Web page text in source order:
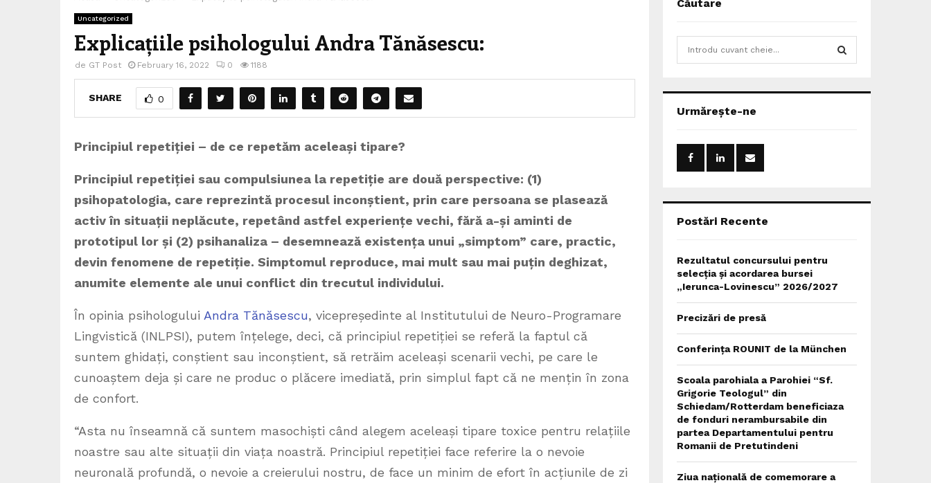
Uncategorized
Explicațiile psihologului Andra Tănăsescu:
de GT Post February 16, 2022 0 1188
SHARE 0
Principiul repetiției – de ce repetăm aceleași tipare?
Principiul repetiției sau compulsiunea la repetiție are două perspective: (1)
psihopatologia, care reprezintă procesul inconștient, prin care persoana se plasează
activ în situații neplăcute, repetând astfel experiențe vechi, fără a-și aminti de
prototipul lor și (2) psihanaliza – desemnează existența unui „simptom” care, practic,
devin fenomene de repetiție. Simptomul reproduce, mai mult sau mai puțin deghizat,
anumite elemente ale unui conflict din trecutul individului.
În opinia psihologului Andra Tănăsescu, vicepreședinte al Institutului de Neuro-Programare
Lingvistică (INLPSI), putem înțelege, deci, că principiul repetiției se referă la faptul că
suntem ghidați, conștient sau inconștient, să retrăim aceleași scenarii vechi, pe care le
cunoaștem deja și care ne produc o plăcere imediată, prin simplul fapt că ne mențin în zona
de confort.
“Asta nu înseamnă că suntem masochiști când alegem aceleași tipare toxice pentru relațiile
noastre sau alte situații din viața noastră. Principiul repetiției face referire la o nevoie
neuronală profundă, o nevoie a creierului nostru, de face un minim de efort în acțiunile de zi
Căutare
h
o
:
Urmărește-ne
Postări Recente
Rezultatul concursului pentru
selecția și acordarea bursei
„Ierunca-Lovinescu” 2026/2027
Precizări de presă
Conferința ROUNIT de la München
Scoala parohiala a Parohiei “Sf.
Grigorie Teologul” din
Schiedam/Rotterdam beneficiaza
de fonduri nerambursabile din
partea Departamentului pentru
Romanii de Pretutindeni
Ziua națională de comemorare a